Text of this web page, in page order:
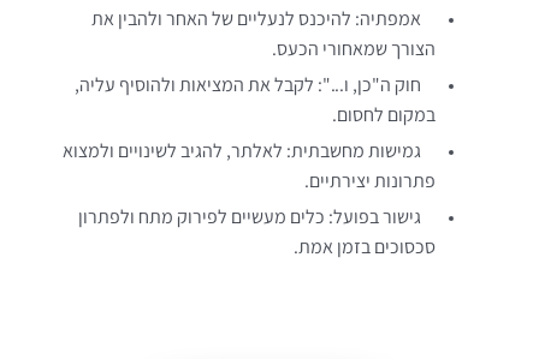
אמפתיה: להיכנס לנעליים של האחר ולהבין את
הצורך שמאחורי הכעס.
חוק ה"כן, ו...": לקבל את המציאות ולהוסיף עליה,
במקום לחסום.
גמישות מחשבתית: לאלתר, להגיב לשינויים ולמצוא
פתרונות יצירתיים.
גישור בפועל: כלים מעשיים לפירוק מתח ולפתרון
סכסוכים בזמן אמת.